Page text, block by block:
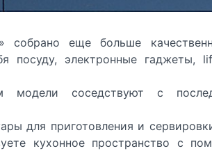
собрано еще больше
посуду, электронные гаджеты,
модели соседствуют с
для приготовления и
кухонное пространство с